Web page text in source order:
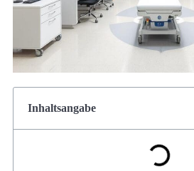
Inhaltsangabe